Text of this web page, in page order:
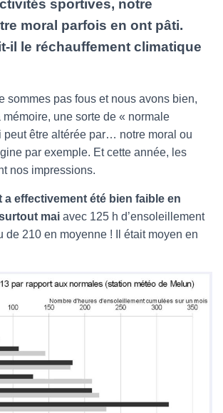
sportives, notre
moral parfois en ont pâti.
il le réchauffement climatique
sommes pas fous et nous avons bien,
une sorte de « normale
peut être altérée par… notre moral ou
par exemple. Et cette année, les
nos impressions.
a effectivement été bien faible en
mai avec 125 h d’ensoleillement
de 210 en moyenne ! Il était moyen en